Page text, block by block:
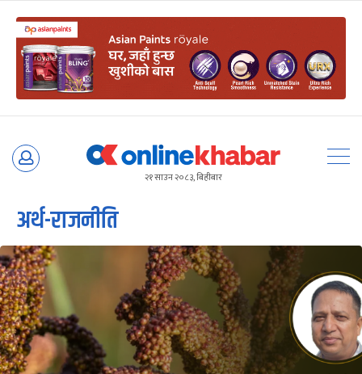
Skip
२१ साउन २०८३, बिहीबार
अर्थ-राजनीति